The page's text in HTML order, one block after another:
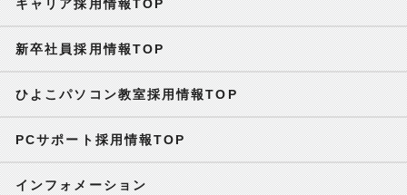
キャリア採用情報TOP
新卒社員採用情報TOP
ひよこパソコン教室採用情報TOP
PCサポート採用情報TOP
インフォメーション